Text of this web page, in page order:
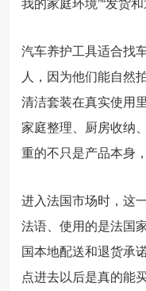
汽车养护工具适合找
人，因为他们能自然
清洁套装在真实使用
家庭整理、厨房收纳
重的不只是产品本身
进入法国市场时，这
法语、使用的是法国
国本地配送和退货承
点进去以后是真的能